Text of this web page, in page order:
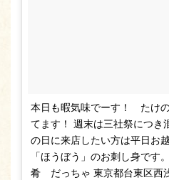
本日も暇気味でーす！ たけ
てます！ 週末は三社祭につき
の日に来店したい方は平日お
「ほうぼう」のお刺し身です
肴 だっちゃ 東京都台東区西